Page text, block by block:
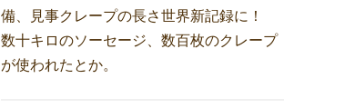
備、見事クレープの長さ世界新記録に！
数十キロのソーセージ、数百枚のクレープ
が使われたとか。